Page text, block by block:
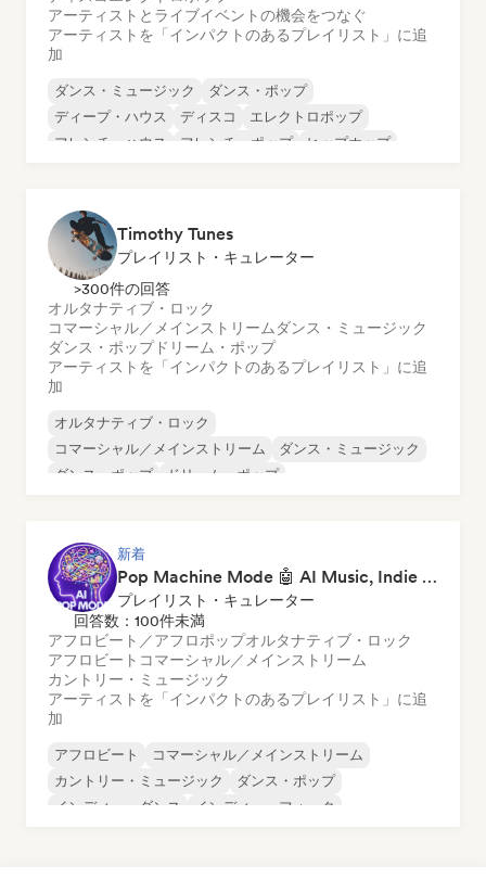
アーティストとライブイベントの機会をつなぐ
アーティストを「インパクトのあるプレイリスト」に追
加
ダンス・ミュージック
ダンス・ポップ
ディープ・ハウス
ディスコ
エレクトロポップ
フレンチ・ハウス
フレンチ・ポップ ヒップホップ
Timothy Tunes
プレイリスト・キュレーター
>300件の回答
オルタナティブ・ロック
コマーシャル／メインストリーム ダンス・ミュージック
ダンス・ポップドリーム・ポップ
アーティストを「インパクトのあるプレイリスト」に追
加
オルタナティブ・ロック
コマーシャル／メインストリーム
ダンス・ミュージック
ダンス・ポップ
ドリーム・ポップ
新着
Pop Machine Mode 🤖 AI Music, Indie Pop & Dream Pop
プレイリスト・キュレーター
回答数：100件未満
アフロビート／アフロポップオルタナティブ・ロック
アフロビート コマーシャル／メインストリーム
カントリー・ミュージック
アーティストを「インパクトのあるプレイリスト」に追
加
アフロビート
コマーシャル／メインストリーム
カントリー・ミュージック
ダンス・ポップ
インディー・ダンス
インディー・フォーク